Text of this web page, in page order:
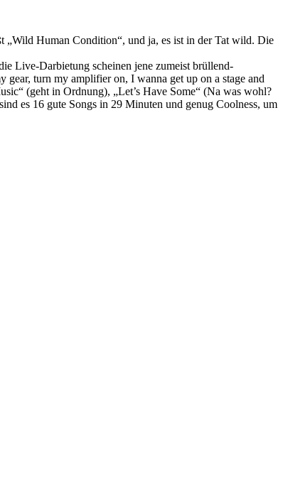
„Wild Human Condition“, und ja, es ist in der Tat wild. Die
Live-Darbietung scheinen jene zumeist brüllend-
gear, turn my amplifier on, I wanna get up on a stage and
(geht in Ordnung), „Let’s Have Some“ (Na was wohl?
es 16 gute Songs in 29 Minuten und genug Coolness, um